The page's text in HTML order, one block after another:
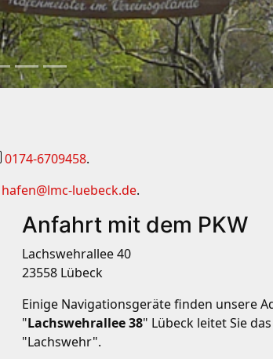
0174-6709458.
hafen@lmc-luebeck.de.
Anfahrt mit dem PKW
Lachswehrallee 40
23558 Lübeck
Einige Navigationsgeräte finden unsere
"Lachswehrallee 38" Lübeck leitet Sie
"Lachswehr".